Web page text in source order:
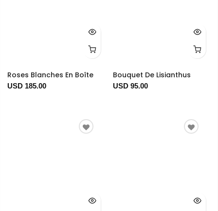
Roses Blanches En Boîte
USD 185.00
Bouquet De Lisianthus
USD 95.00